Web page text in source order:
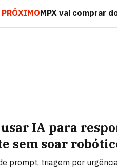
PRÓXIMOMPX vai comprar
usar IA para
sem soar
prompt, triagem por